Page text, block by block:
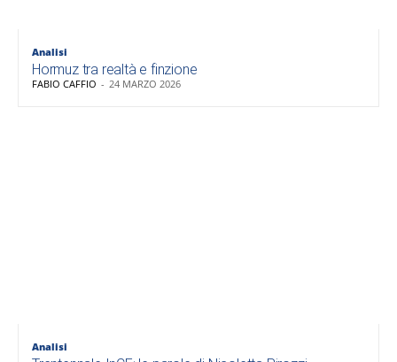
Analisi
Hormuz tra realtà e finzione
FABIO CAFFIO - 24 MARZO 2026
Analisi